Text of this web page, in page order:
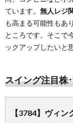
ています。 無人レジ
も高まる可能性もあ
ところです。そこで
ックアップしたいと
スイング注目株
【3784】ヴィン